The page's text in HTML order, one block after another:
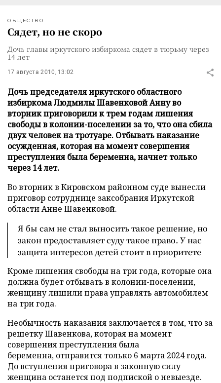
ОБЩЕСТВО
Сядет, но не скоро
Дочь главы иркутского избиркома сядет в тюрьму через
14 лет
17 августа 2010, 13:02
Дочь председателя иркутского областного
избиркома Людмилы Шавенковой Анну во
вторник приговорили к трем годам лишения
свободы в колонии-поселении за то, что она сбила
двух человек на тротуаре. Отбывать наказание
осужденная, которая на момент совершения
преступления была беременна, начнет только
через 14 лет.
Во вторник в Кировском районном суде вынесли
приговор сотруднице заксобрания Иркутской
области Анне Шавенковой.
Я бы сам не стал выносить такое решение, но
закон предоставляет суду такое право. У нас
защита интересов детей стоит в приоритете
Кроме лишения свободы на три года, которые она
должна будет отбывать в колонии-поселении,
женщину лишили права управлять автомобилем
на три года.
Необычность наказания заключается в том, что за
решетку Шавенкова, которая на момент
совершения преступления была
беременна, отправится только 6 марта 2024 года.
До вступления приговора в законную силу
женщина останется под подпиской о невыезде.